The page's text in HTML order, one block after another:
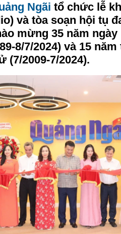
Ngãi tổ chức lễ
và tòa soạn hội tụ
mừng 35 năm ngày
8/7/2024) và 15
(7/2009-7/2024).